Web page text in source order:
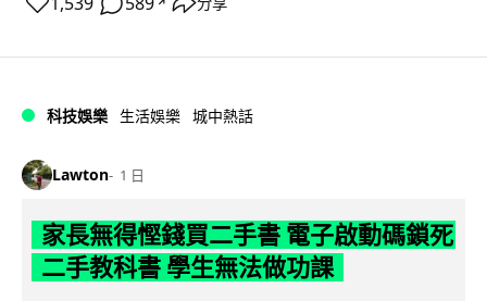
科技娛樂 生活娛樂 城中熱話
Lawton 1 日
家長無得慳錢買二手書 電子啟動碼鎖死
二手教科書 學生無法做功課